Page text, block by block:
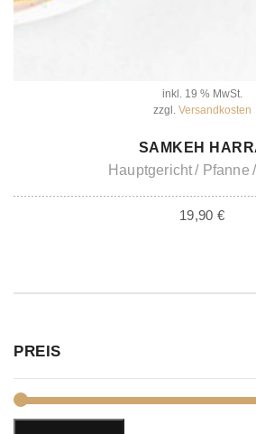
inkl. 19 % MwSt.
zzgl. Versandkosten
IN DEN
SAMKEH
Hauptgericht
Pfanne
19,90 €
PREIS